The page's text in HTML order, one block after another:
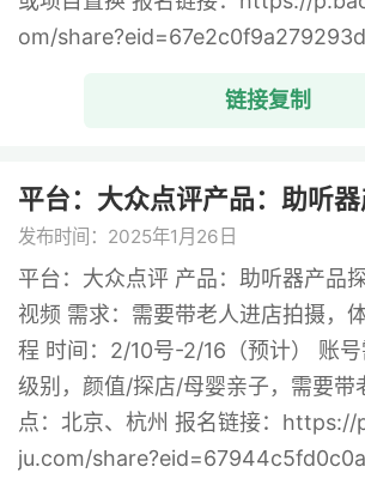
om/
链接复制
平台：大众点评产品：助听
发布时间：2025年1月26日
平台：大众点评 产品：助听器产品
视频 需求：需要带老人进店拍摄，
程 时间：2/10号-2/16（预计） 账
级别，颜值/探店/母婴亲子，需要带
点：北京、杭州 报名链接：
ju.com/